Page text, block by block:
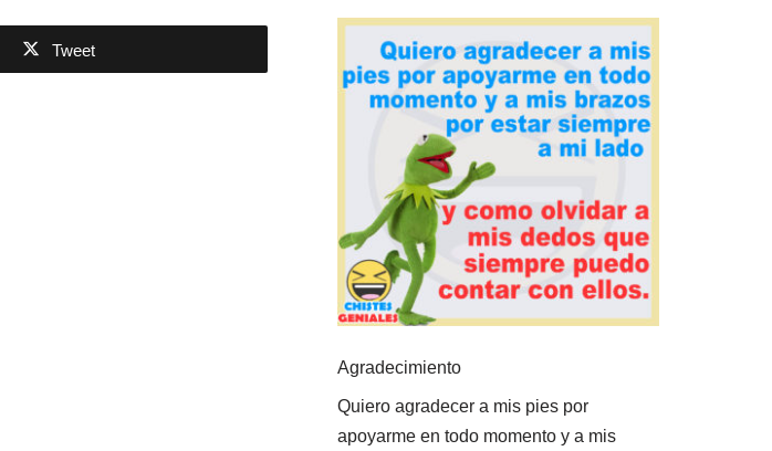
Tweet
Agradecimiento
Quiero agradecer a mis pies por
apoyarme en todo momento y a mis